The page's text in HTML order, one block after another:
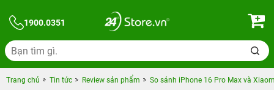
1900.0351
Trang chủ Tin tức Review sản phẩm So sánh iPhone 16 Pro Max và